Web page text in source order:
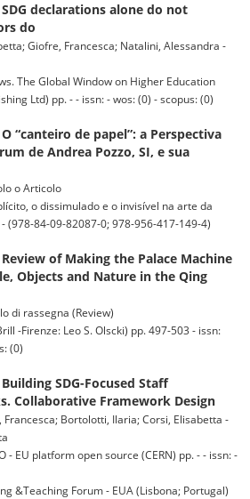
SDG declarations alone do not
do
Giofre, Francesca; Natalini, Alessandra -
The Global Window on Higher Education
Ltd) pp. - - issn: - wos: (0) - scopus: (0)
O “canteiro de papel”: a Perspectiva
de Andrea Pozzo, SI, e sua
o Articolo
o dissimulado e o invisível na arte da
(978-84-09-82087-0; 978-956-417-149-4)
Review of Making the Palace Machine
Objects and Nature in the Qing
di rassegna (Review)
-Firenze: Leo S. Olscki) pp. 497-503 - issn:
(0)
Building SDG-Focused Staff
Collaborative Framework Design
Bortolotti, Ilaria; Corsi, Elisabetta -
- EU platform open source (CERN) pp. - - issn: -
&Teaching Forum - EUA (Lisbona; Portugal)